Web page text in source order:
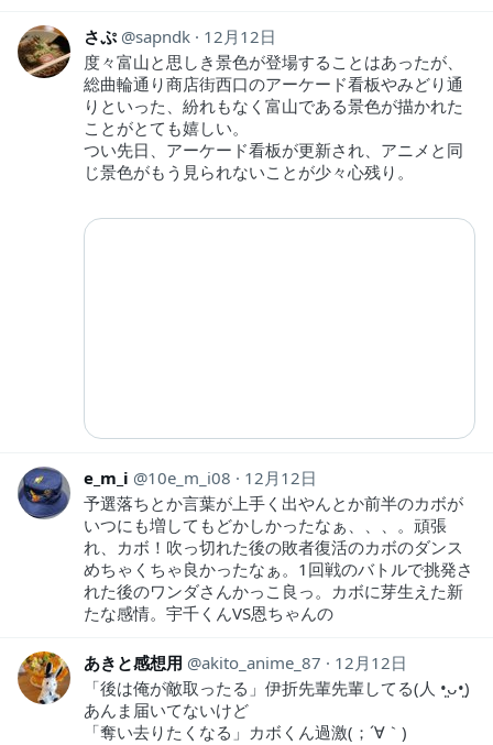
さぷ sapndk
12月12日
度々富山と思しき景色が登場することはあったが、
総曲輪通り商店街西口のアーケード看板やみどり通
りといった、紛れもなく富山である景色が描かれた
ことがとても嬉しい。
つい先日、アーケード看板が更新され、アニメと同
じ景色がもう見られないことが少々心残り。
e_m_i 10e_m_i08
12月12日
予選落ちとか言葉が上手く出やんとか前半のカボが
いつにも増してもどかしかったなぁ、、、。頑張
れ、カボ！吹っ切れた後の敗者復活のカボのダンス
めちゃくちゃ良かったなぁ。1回戦のバトルで挑発さ
れた後のワンダさんかっこ良っ。カボに芽生えた新
たな感情。宇千くんVS恩ちゃんの
あきと感想用 akito_anime_87
12月12日
「後は俺が敵取ったる」伊折先輩先輩してる(⁠人⁠ ⁠•͈⁠ᴗ⁠•͈⁠)
あんま届いてないけど
「奪い去りたくなる」カボくん過激(；´∀｀)